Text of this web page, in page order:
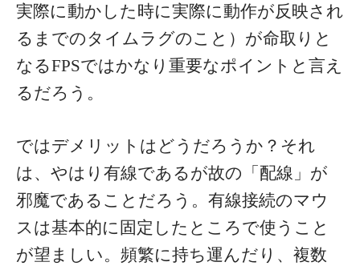
実際に動かした時に実際に動作が反映され
るまでのタイムラグのこと）が命取りと
なるFPSではかなり重要なポイントと言え
るだろう。
ではデメリットはどうだろうか？それ
は、やはり有線であるが故の「配線」が
邪魔であることだろう。有線接続のマウ
スは基本的に固定したところで使うこと
が望ましい。頻繁に持ち運んだり、複数